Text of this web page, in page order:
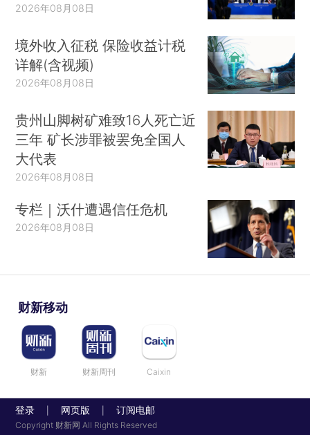
2026年08月08日
境外收入征税 保险收益计税
详解(含视频)
2026年08月08日
贵州山脚树矿难致16人死亡近
三年 矿长涉罪被罢免全国人
大代表
2026年08月08日
专栏｜沃什遭遇信任危机
2026年08月08日
财新移动
财新 财新周刊 Caixin
登录 网页版 订阅电邮
Copyright 财新网 All Rights Reserved